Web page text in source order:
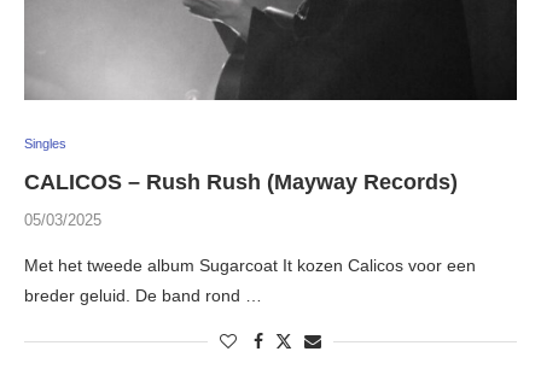
Singles
CALICOS – Rush Rush (Mayway Records)
05/03/2025
Met het tweede album Sugarcoat It kozen Calicos voor een
breder geluid. De band rond …